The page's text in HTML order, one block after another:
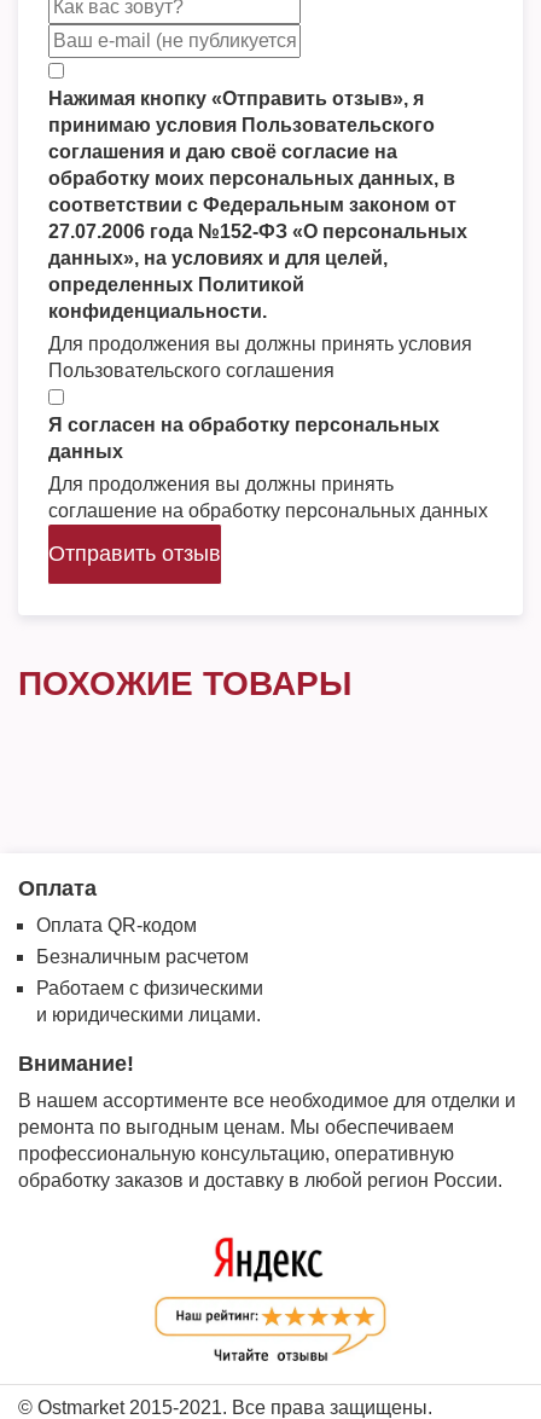
Нажимая кнопку «Отправить отзыв», я
принимаю условия Пользовательского
соглашения и даю своё согласие на
обработку моих персональных данных, в
соответствии с Федеральным законом от
27.07.2006 года №152-ФЗ «О персональных
данных», на условиях и для целей,
определенных Политикой
конфиденциальности.
Для продолжения вы должны принять условия
Пользовательского соглашения
Я согласен на обработку персональных
данных
Для продолжения вы должны принять
соглашение на обработку персональных данных
Отправить отзыв
ПОХОЖИЕ ТОВАРЫ
Оплата
Оплата QR-кодом
Безналичным расчетом
Работаем с физическими
и юридическими лицами.
Внимание!
В нашем ассортименте все необходимое для отделки и
ремонта по выгодным ценам. Мы обеспечиваем
профессиональную консультацию, оперативную
обработку заказов и доставку в любой регион России.
© Ostmarket 2015-2021. Все права защищены.